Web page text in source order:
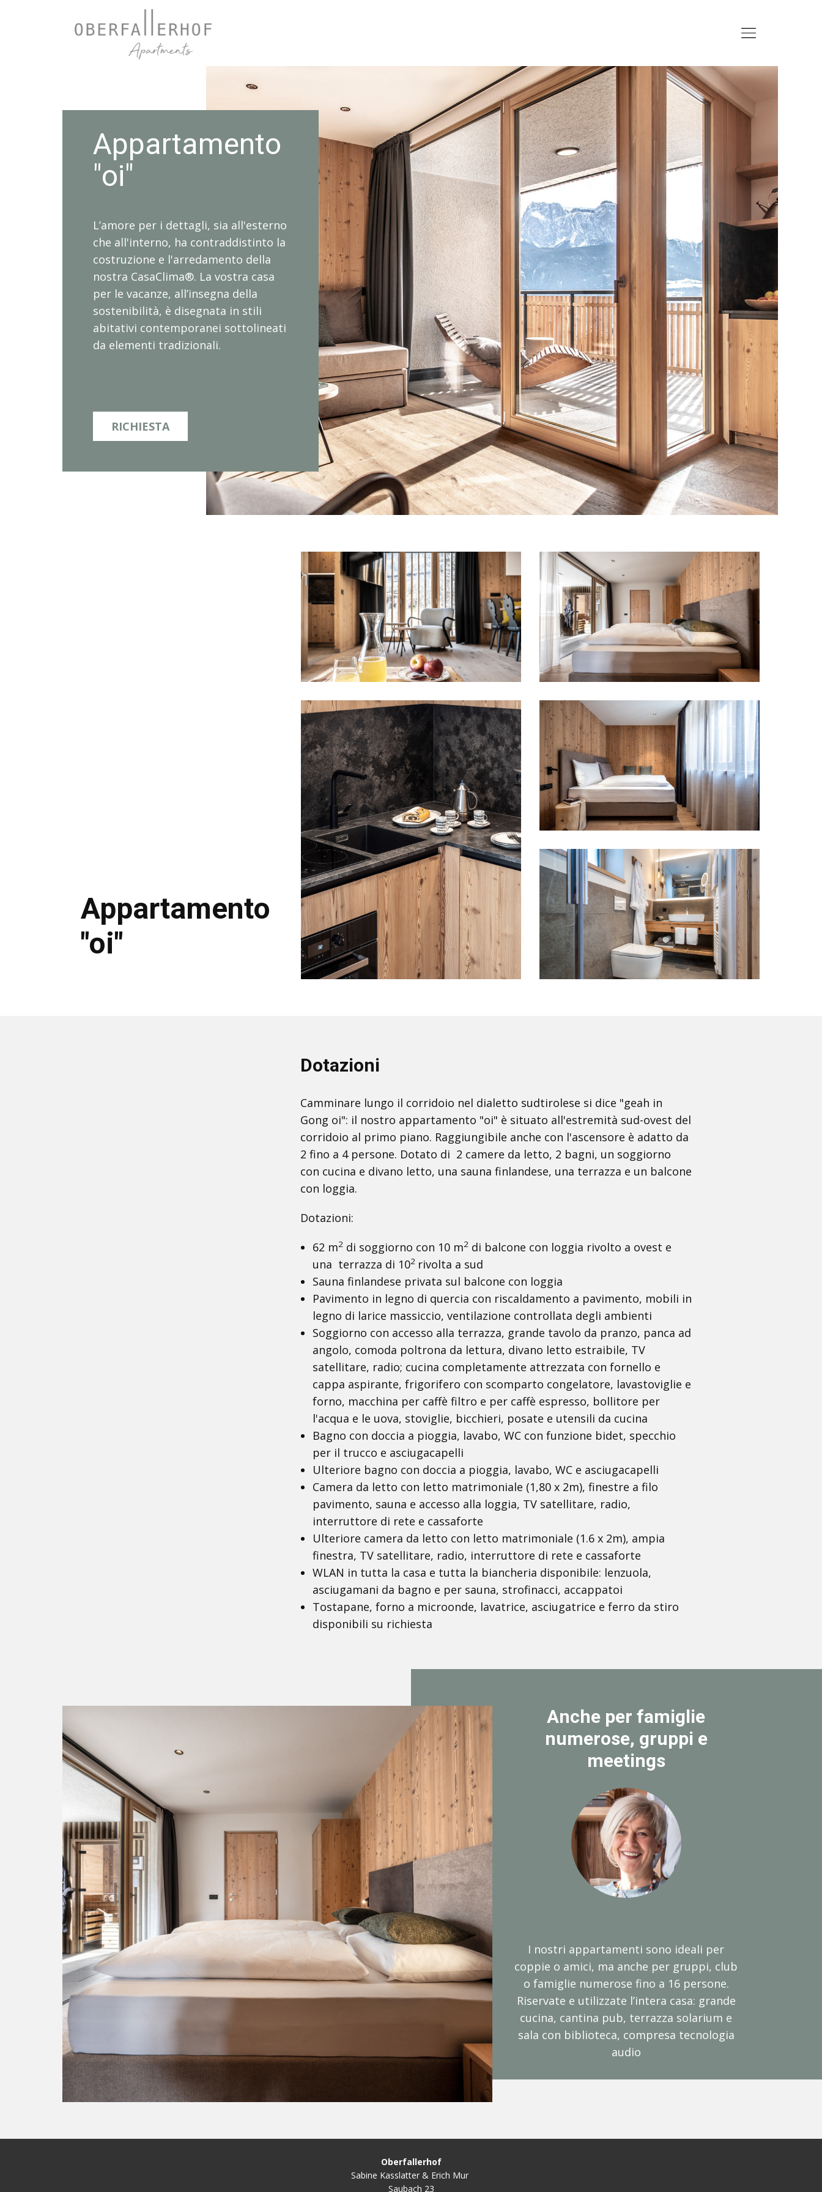
Appartamento
"oi"
L’amore per i dettagli, sia all'esterno
che all'interno, ha contraddistinto la
costruzione e l'arredamento della
nostra CasaClima®. La vostra casa
per le vacanze, all’insegna della
sostenibilità, è disegnata in stili
abitativi contemporanei sottolineati
da elementi tradizionali.
RICHIESTA
Appartamento
"oi"
Dotazioni
Camminare lungo il corridoio nel dialetto sudtirolese si dice "geah in
Gong oi": il nostro appartamento "oi" è situato all'estremità sud-ovest del
corridoio al primo piano. Raggiungibile anche con l'ascensore è adatto da
2 fino a 4 persone. Dotato di 2 camere da letto, 2 bagni, un soggiorno
con cucina e divano letto, una sauna finlandese, una terrazza e un balcone
con loggia.
Dotazioni:
62 m2 di soggiorno con 10 m2 di balcone con loggia rivolto a ovest e
una terrazza di 102 rivolta a sud
Sauna finlandese privata sul balcone con loggia
Pavimento in legno di quercia con riscaldamento a pavimento, mobili in
legno di larice massiccio, ventilazione controllata degli ambienti
Soggiorno con accesso alla terrazza, grande tavolo da pranzo, panca ad
angolo, comoda poltrona da lettura, divano letto estraibile, TV
satellitare, radio; cucina completamente attrezzata con fornello e
cappa aspirante, frigorifero con scomparto congelatore, lavastoviglie e
forno, macchina per caffè filtro e per caffè espresso, bollitore per
l'acqua e le uova, stoviglie, bicchieri, posate e utensili da cucina
Bagno con doccia a pioggia, lavabo, WC con funzione bidet, specchio
per il trucco e asciugacapelli
Ulteriore bagno con doccia a pioggia, lavabo, WC e asciugacapelli
Camera da letto con letto matrimoniale (1,80 x 2m), finestre a filo
pavimento, sauna e accesso alla loggia, TV satellitare, radio,
interruttore di rete e cassaforte
Ulteriore camera da letto con letto matrimoniale (1.6 x 2m), ampia
finestra, TV satellitare, radio, interruttore di rete e cassaforte
WLAN in tutta la casa e tutta la biancheria disponibile: lenzuola,
asciugamani da bagno e per sauna, strofinacci, accappatoi
Tostapane, forno a microonde, lavatrice, asciugatrice e ferro da stiro
disponibili su richiesta
Anche per famiglie
numerose, gruppi e
meetings
I nostri appartamenti sono ideali per
coppie o amici, ma anche per gruppi, club
o famiglie numerose fino a 16 persone.
Riservate e utilizzate l’intera casa: grande
cucina, cantina pub, terrazza solarium e
sala con biblioteca, compresa tecnologia
audio
Oberfallerhof
Sabine Kasslatter & Erich Mur
Saubach 23